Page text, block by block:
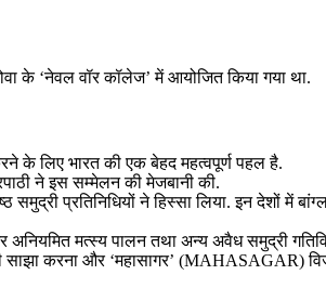
के ‘नेवल वॉर कॉलेज’ में आयोजित किया गया था.
के लिए भारत की एक बेहद महत्वपूर्ण पहल है.
ने इस सम्मेलन की मेजबानी की.
प्रतिनिधियों ने हिस्सा लिया. इन देशों में
अनियमित मत्स्य पालन तथा अन्य अवैध समुद्री
साझा करना और ‘महासागर’ (MAHASAGAR)